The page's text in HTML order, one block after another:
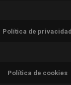
Política de privacidad
Política de cookies